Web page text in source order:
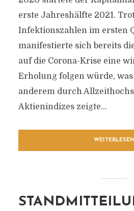
erste Jahreshälfte 2021.
Infektionszahlen im ersten
manifestierte sich bereits
auf die Corona-Krise eine
Erholung folgen würde,
anderem durch
Aktienindizes zeigte...
WEITERLESEN